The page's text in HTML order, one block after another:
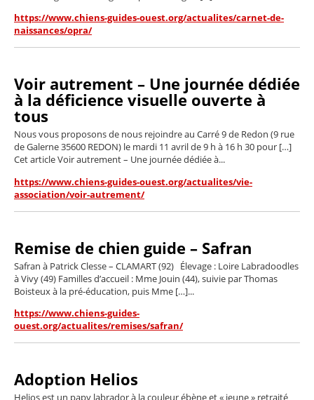
https://www.chiens-guides-ouest.org/actualites/carnet-de-
naissances/opra/
Voir autrement – Une journée dédiée
à la déficience visuelle ouverte à
tous
Nous vous proposons de nous rejoindre au Carré 9 de Redon (9 rue
de Galerne 35600 REDON) le mardi 11 avril de 9 h à 16 h 30 pour […]
Cet article Voir autrement – Une journée dédiée à...
https://www.chiens-guides-ouest.org/actualites/vie-
association/voir-autrement/
Remise de chien guide – Safran
Safran à Patrick Clesse – CLAMART (92) Élevage : Loire Labradoodles
à Vivy (49) Familles d’accueil : Mme Jouin (44), suivie par Thomas
Boisteux à la pré-éducation, puis Mme […]...
https://www.chiens-guides-
ouest.org/actualites/remises/safran/
Adoption Helios
Helios est un papy labrador à la couleur ébène et « jeune » retraité